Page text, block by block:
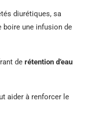
diurétiques, sa
boire une infusion de
de rétention d’eau
aider à renforcer le